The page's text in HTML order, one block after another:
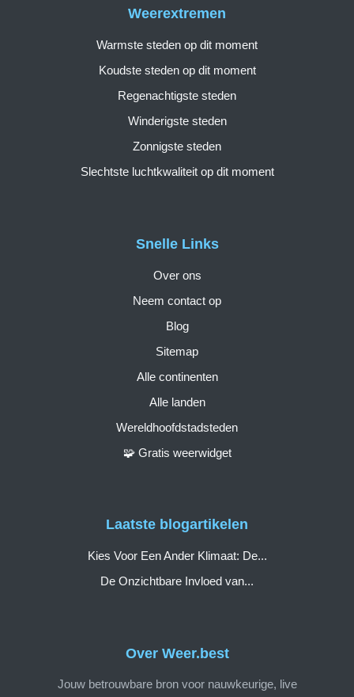
Over Weer.best
Jouw betrouwbare bron voor nauwkeurige, live
Snelle Links
Over ons
Neem contact op
Blog
Sitemap
Alle continenten
Alle landen
Wereldhoofdstadsteden
🧩 Gratis weerwidget
Weerextremen
Warmste steden op dit moment
Koudste steden op dit moment
Regenachtigste steden
Winderigste steden
Zonnigste steden
Slechtste luchtkwaliteit op dit moment
Laatste blogartikelen
Kies Voor Een Ander Klimaat: De...
De Onzichtbare Invloed van...